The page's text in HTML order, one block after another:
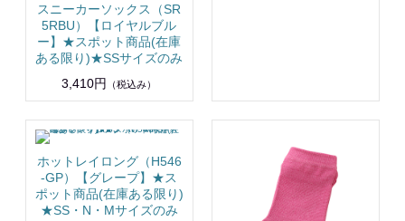
スニーカーソックス（SR
5RBU）【ロイヤルブル
ー】★スポット商品(在庫
ある限り)★SSサイズのみ
3,410円
（税込み）
ホットレイロング（H546
-GP）【グレープ】★ス
ポット商品(在庫ある限り)
★SS・N・Мサイズのみ